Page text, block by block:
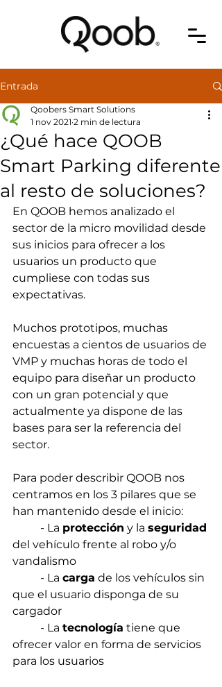
Entrada
¿Qué hace QOOB
Smart Parking diferente
al resto de soluciones?
Qoobers Smart Solutions
1 nov 2021 2 min de lectura
En QOOB hemos analizado el
sector de la micro movilidad desde
sus inicios para ofrecer a los
usuarios un producto que
cumpliese con todas sus
expectativas.
Muchos prototipos, muchas
encuestas a cientos de usuarios de
VMP y muchas horas de todo el
equipo para diseñar un producto
con un gran potencial y que
actualmente ya dispone de las
bases para ser la referencia del
sector.
Para poder describir QOOB nos
centramos en los 3 pilares que se
han mantenido desde el inicio:
	- La
protección y la seguridad
del vehículo frente al robo y/o
vandalismo
	- La
carga de los vehículos sin
que el usuario disponga de su
cargador
	- La
tecnología tiene que
ofrecer valor en forma de servicios
para los usuarios